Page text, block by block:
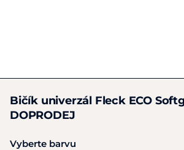
Bičík univerzál Fleck ECO
DOPRODEJ
Vyberte barvu